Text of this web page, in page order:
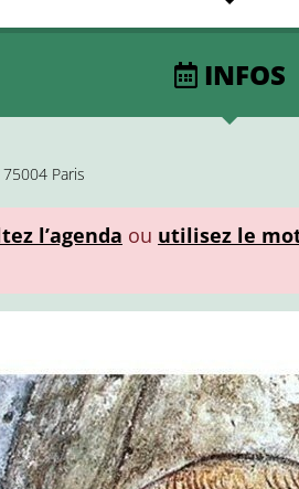
INFOS
Paris
l’agenda ou utilisez le